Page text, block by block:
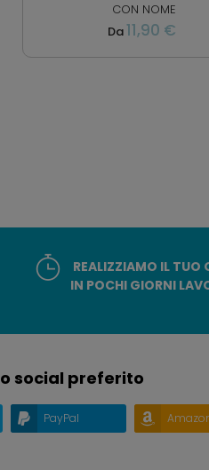
CON NOME
Da11,90 €
REALIZZIAMO IL TUO
IN POCHI GIORNI
social preferito
PayPal